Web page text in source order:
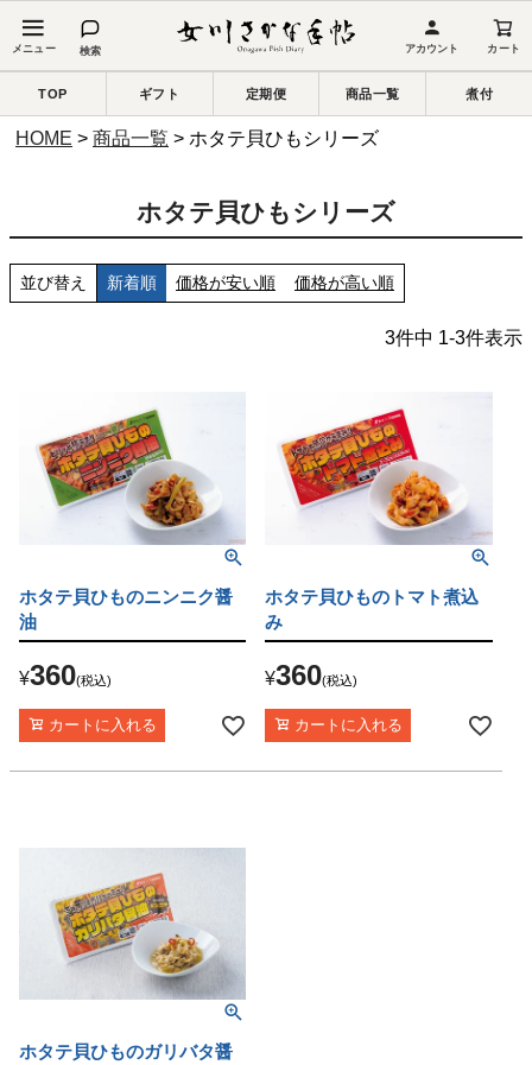
アカウント カート
検索
TOP ギフト 定期便 商品一覧 煮付
HOME 商品一覧 ホタテ貝ひもシリーズ
ホタテ貝ひもシリーズ
並び替え 新着順 価格が安い順 価格が高い順
3件中 1-3件表示
ホタテ貝ひものニンニク醤
油
¥360 税込
カートに入れる
ホタテ貝ひものトマト煮込
み
¥360 税込
カートに入れる
ホタテ貝ひものガリバタ醤